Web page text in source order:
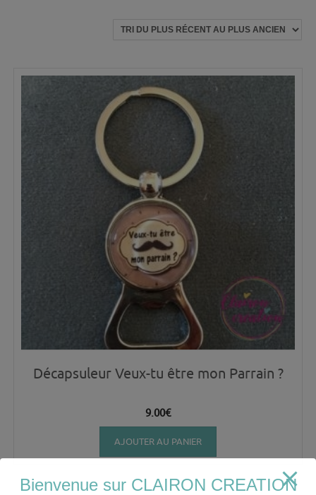
Décapsuleur Veux-tu être mon Parrain ?
9.00€
AJOUTER AU PANIER
Bienvenue sur CLAIRON CREATION